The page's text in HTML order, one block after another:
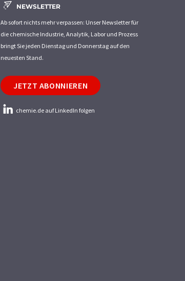
NEWSLETTER
Ab sofort nichts mehr verpassen: Unser Newsletter für
die chemische Industrie, Analytik, Labor und Prozess
bringt Sie jeden Dienstag und Donnerstag auf den
neuesten Stand.
JETZT ABONNIEREN
chemie.de auf LinkedIn folgen